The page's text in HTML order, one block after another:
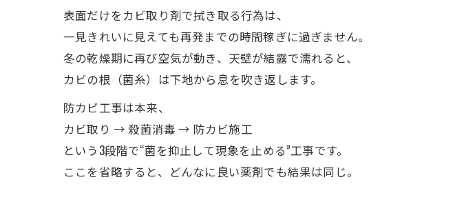
表面だけをカビ取り剤で拭き取る行為は、
一見きれいに見えても再発までの時間稼ぎに過ぎません。
冬の乾燥期に再び空気が動き、天壁が結露で濡れると、
カビの根（菌糸）は下地から息を吹き返します。
防カビ工事は本来、
カビ取り → 殺菌消毒 → 防カビ施工
という3段階で“菌を抑止して現象を止める”工事です。
ここを省略すると、どんなに良い薬剤でも結果は同じ。